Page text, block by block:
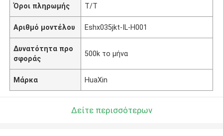
Όροι πληρωμής T/T
Αριθμό μοντέλου Eshx035jkt-IL-H001
Δυνατότητα προ
σφοράς
500k το μήνα
Μάρκα HuaXin
Δείτε περισσότερων